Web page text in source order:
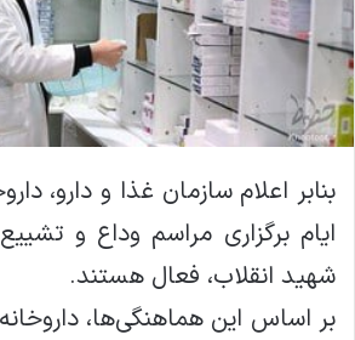
بنابر اعلام سازمان غذا و دارو،
ایام برگزاری مراسم وداع و
شهید انقلاب، فعال هستند.
بر اساس این هماهنگی‌ها،